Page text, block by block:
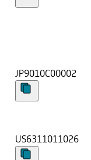
JP9010C00002
US6311011026